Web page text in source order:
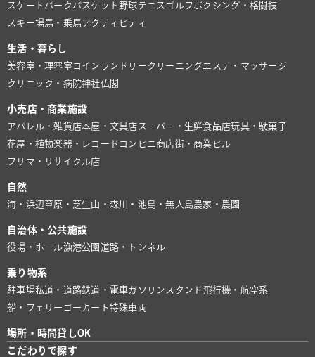
スケートパーク バスケット 野球テニス ゴルフ ボクシング・格闘技
スキー場馬・乗馬アクティビティ
生活・暮らし
美容室・理容室 コインランドリー クリーニングエステ・マッサージ
クリニック・病院神社仏閣
小売店・商業施設
アパレル・雑貨店本屋・文具店 スーパー・生鮮食品店玩具・駄菓子
花屋・植物楽器・レコード コンビニ商店街・商業ビル
フリマ・リサイクル店
自然
海・浜辺 草原・芝生山・森川・池島・無人島農家・農園
自治体・公共施設
役場・ホール漁港公園 道路・トンネル
乗り物系
駐車場私道・道路鉄道・電車 ガソリンスタンド 飛行機・航空系
船・フェリー ゴーカート特殊車両
場所・時間貸しOK
こだわりで探す